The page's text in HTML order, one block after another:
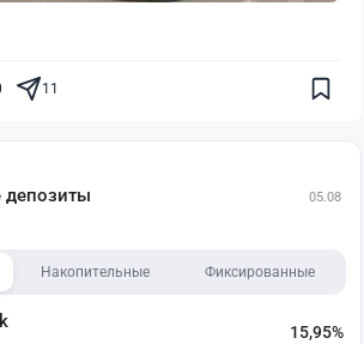
11
05.08
Накопительные Фиксированные
15,95%